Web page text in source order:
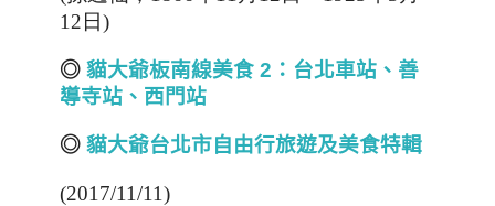
12日)
◎ 貓大爺板南線美食 2 ：台北車站、善
導寺站、西門站
◎ 貓大爺台北市自由行旅遊及美食特輯
(2017/11/11)